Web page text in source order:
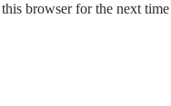
browser for the next